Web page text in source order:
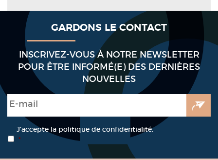
GARDONS LE CONTACT
INSCRIVEZ-VOUS À NOTRE NEWSLETTER
POUR ÊTRE INFORMÉ(E) DES DERNIÈRES
NOUVELLES
E-mail
RGPD *
J’accepte la politique de confidentialité.
*